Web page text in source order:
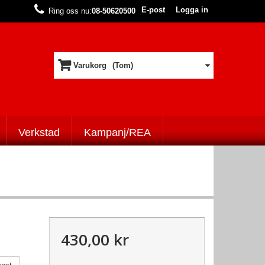
Logga in
E-post
Ring oss nu:08-50620500
Varukorg (Tom)
Verkstad Kampanj/REA
430,00 kr